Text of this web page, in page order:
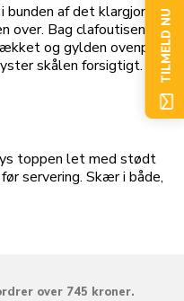
af det klargjorte
Bag clafoutisen i
og gylden ovenpå.
skålen forsigtigt.
toppen let med stødt
servering. Skær i både,
over 745 kroner.
TILMELD NU